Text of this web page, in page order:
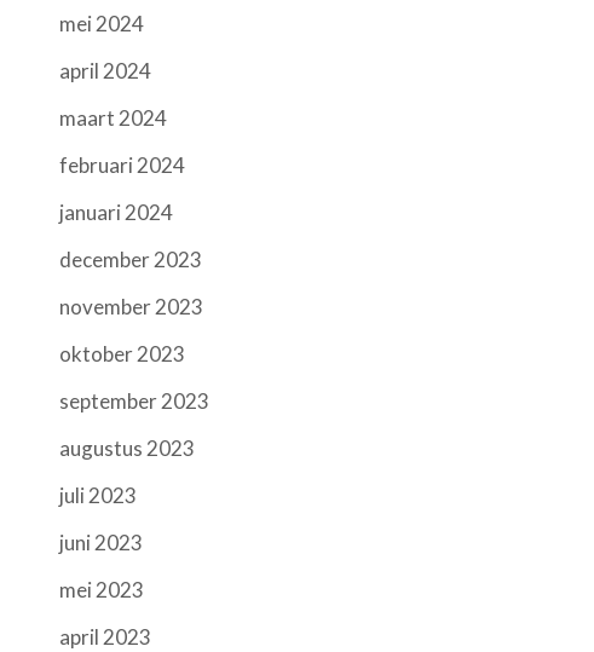
mei 2024
april 2024
maart 2024
februari 2024
januari 2024
december 2023
november 2023
oktober 2023
september 2023
augustus 2023
juli 2023
juni 2023
mei 2023
april 2023